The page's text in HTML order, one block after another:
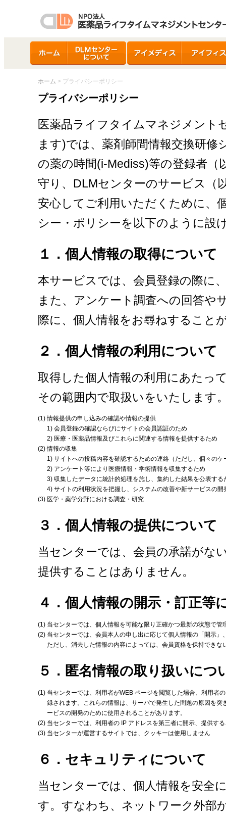
て
ホーム > プライバシーポリシー
プライバシーポリシー
医薬品ライフタイムマネジメント
ます)では、薬剤師間情報交換研
の薬の時間(i-Mediss)等の登録者
守り、DLMセンターのサービス（
安心してご利用いただくために、
シー・ポリシーを以下のように設
１．個人情報の取得について
本サービスでは、会員登録の際に
また、アンケート調査への回答や
際に、個人情報をお尋ねすること
２．個人情報の利用について
取得した個人情報の利用にあたっ
その範囲内で取扱いをいたします
(1)情報提供の申し込みの確認や情報の提供
1) 会員登録の確認ならびにサイトの会員認証のため
2) 医療・医薬品情報及びこれらに関連する情報を提供するため
(2) 情報の収集
1) サイトへの投稿内容を確認するための連絡（ただし、個々の
2) アンケート等により医療情報・学術情報を収集するため
3) 収集したデータに統計的処理を施し、集約した結果を公表する
4) サイトの利用状況を把握し、システムの改善や新サービスの開
(3) 医学・薬学分野における調査・研究
３．個人情報の提供について
当センターでは、会員の承諾がな
提供することはありません。
４．個人情報の開示・訂正等
(1) 当センターでは、個人情報を可能な限り正確かつ最新の状態で管
(2) 当センターでは、会員本人の申し出に応じて個人情報の「開示
ただし、消去した情報の内容によっては、会員資格を保持できな
５．匿名情報の取り扱いにつ
(1) 当センターでは、利用者がWEB ページを閲覧した場合、利用者
録されます。これらの情報は、サーバで発生した問題の原因を
ービスの開発のために使用されることがあります。
(2) 当センターでは、利用者の IP アドレスを第三者に開示、提供す
(3) 当センターが運営するサイトでは、クッキーは使用しません
６．セキュリティについて
当センターでは、個人情報を安全
す。すなわち、ネットワーク外部